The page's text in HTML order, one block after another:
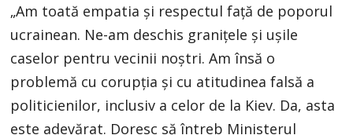
„Am toată empatia și respectul față de poporul
ucrainean. Ne-am deschis granițele și ușile
caselor pentru vecinii noștri. Am însă o
problemă cu corupția și cu atitudinea falsă a
politicienilor, inclusiv a celor de la Kiev. Da, asta
este adevărat. Doresc să întreb Ministerul